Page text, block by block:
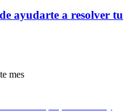
ayudarte a resolver tu
mes